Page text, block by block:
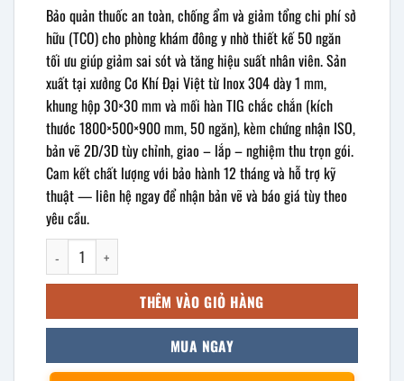
Bảo quản thuốc an toàn, chống ẩm và giảm tổng chi phí sở
hữu (TCO) cho phòng khám đông y nhờ thiết kế 50 ngăn
tối ưu giúp giảm sai sót và tăng hiệu suất nhân viên. Sản
xuất tại xưởng Cơ Khí Đại Việt từ Inox 304 dày 1 mm,
khung hộp 30×30 mm và mối hàn TIG chắc chắn (kích
thước 1800×500×900 mm, 50 ngăn), kèm chứng nhận ISO,
bản vẽ 2D/3D tùy chỉnh, giao – lắp – nghiệm thu trọn gói.
Cam kết chất lượng với bảo hành 12 tháng và hỗ trợ kỹ
thuật — liên hệ ngay để nhận bản vẽ và báo giá tùy theo
yêu cầu.
Tủ thuốc đông y inox 50 ngăn 1800x500x900mm số lượng
THÊM VÀO GIỎ HÀNG
MUA NGAY